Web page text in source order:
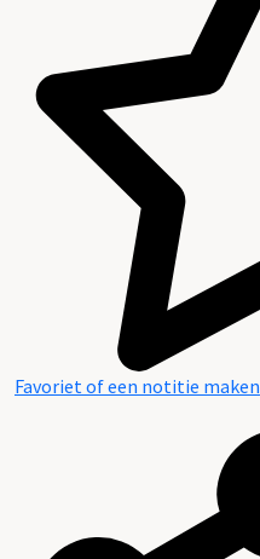
Favoriet of een notitie maken